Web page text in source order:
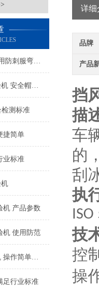
确保测试可靠性：jing用防刺服弯曲度测试仪的校准与维护技术
消防头盔阻燃性能试验机 安全帽耐燃性能测试仪
测标准
捷简单
业标准
机 产品参数
机 使用防范
鞋眼与鞋带耐磨试验机 操作简单易学
足行业标准
详细
品牌
产品
挡
描
车
的
刮
执
技
控
操